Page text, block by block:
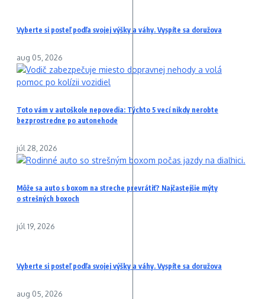
Vyberte si posteľ podľa svojej výšky a váhy. Vyspíte sa doružova
aug 05, 2026
Toto vám v autoškole nepovedia: Týchto 5 vecí nikdy nerobte
bezprostredne po autonehode
júl 28, 2026
Môže sa auto s boxom na streche prevrátiť? Najčastejšie mýty
o strešných boxoch
júl 19, 2026
Vyberte si posteľ podľa svojej výšky a váhy. Vyspíte sa doružova
aug 05, 2026